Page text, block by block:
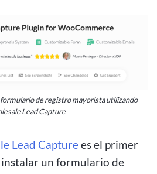
de registro mayorista utilizando
Lead Capture
Lead Capturees el primer
instalar un formulario de